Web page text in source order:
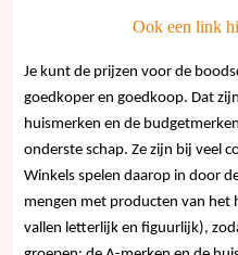
Ook een link
Je kunt de prijzen voor de
goedkoper en goedkoop. Dat
huismerken en de
onderste schap. Ze zijn bij veel
Winkels spelen daarop in door
mengen met producten van het
vallen letterlijk en figuurlijk),